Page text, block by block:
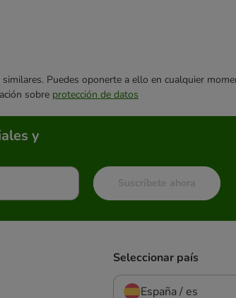
Puedes oponerte a ello en cualquier
sobre protección de datos
y
Suscríbete ahora
Seleccionar país
España / es